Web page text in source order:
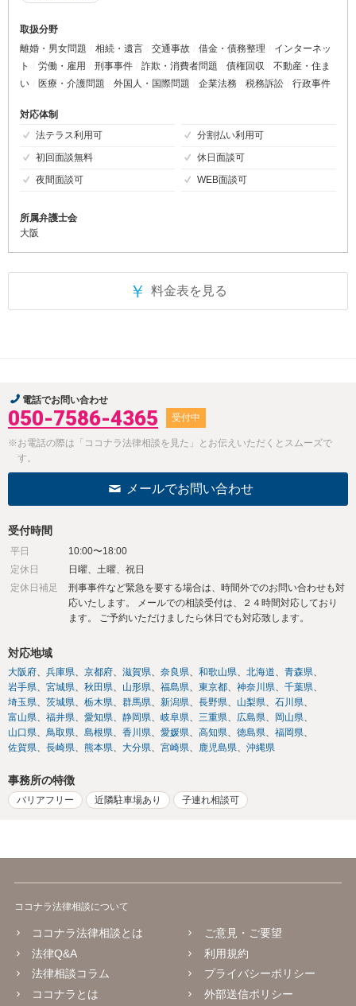
取扱分野
離婚・男女問題
相続・遺言 交通事故 借金・債務整理
インターネッ
ト
労働・雇用 刑事事件 詐欺・消費者問題 債権回収
不動産・住ま
い
医療・介護問題 外国人・国際問題 企業法務 税務訴訟 行政事件
対応体制
法テラス利用可
分割払い利用可
初回面談無料
休日面談可
夜間面談可
WEB面談可
所属弁護士会
大阪
￥ 料金表を見る
電話でお問い合わせ
050-7586-4365 受付中
※お電話の際は「ココナラ法律相談を見た」とお伝えいただくとスムーズで
す。
メールでお問い合わせ
受付時間
平日
10:00〜18:00
定休日
日曜、土曜、祝日
定休日補足
刑事事件など緊急を要する場合は、時間外でのお問い合わせも対
応いたします。 メールでの相談受付は、２４時間対応しており
ます。 ご予約いただけましたら休日でも対応致します。
対応地域
大阪府 兵庫県 京都府 滋賀県 奈良県 和歌山県 北海道
青森県
岩手県
宮城県 秋田県 山形県 福島県 東京都 神奈川県
千葉県
埼玉県
茨城県 栃木県 群馬県 新潟県 長野県 山梨県
石川県
富山県
福井県 愛知県 静岡県 岐阜県 三重県 広島県
岡山県
山口県
鳥取県 島根県 香川県 愛媛県 高知県 徳島県
福岡県
佐賀県
長崎県 熊本県 大分県 宮崎県 鹿児島県 沖縄県
事務所の特徴
バリアフリー 近隣駐車場あり 子連れ相談可
ココナラ法律相談について
ココナラ法律相談とは
法律Q&A
法律相談コラム
ココナラとは
ご意見・ご要望
利用規約
プライバシーポリシー
外部送信ポリシー